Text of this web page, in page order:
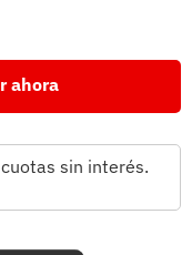
ahora
cuotas sin interés.